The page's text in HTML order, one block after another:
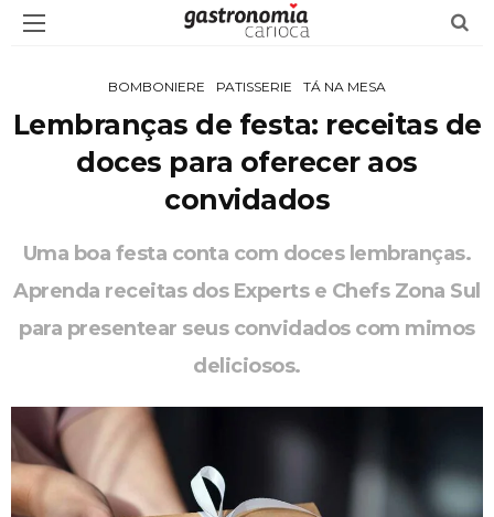
BOMBONIERE PATISSERIE TÁ NA MESA
Lembranças de festa: receitas de
doces para oferecer aos
convidados
Uma boa festa conta com doces lembranças.
Aprenda receitas dos Experts e Chefs Zona Sul
para presentear seus convidados com mimos
deliciosos.